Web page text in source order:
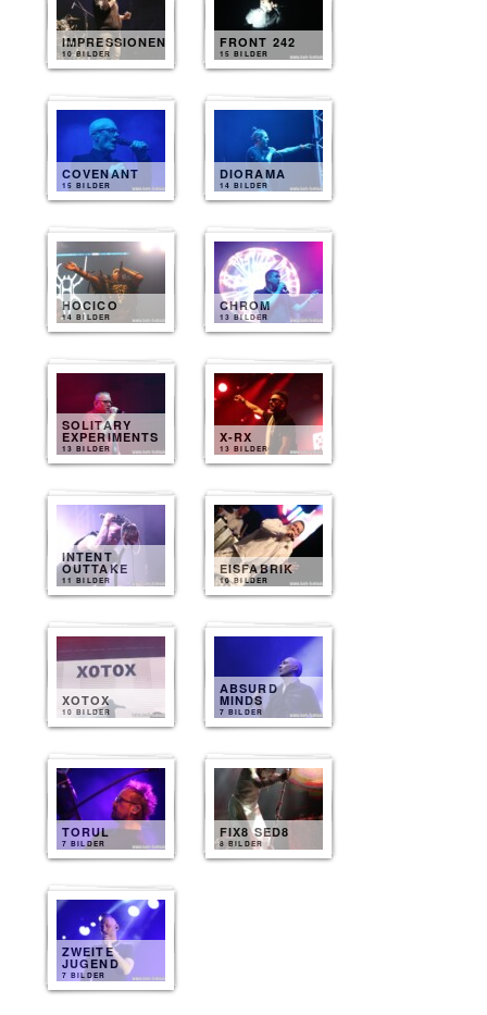
IMPRESSIONEN
10 BILDER
FRONT 242
15 BILDER
COVENANT
15 BILDER
DIORAMA
14 BILDER
HOCICO
14 BILDER
CHROM
13 BILDER
SOLITARY
EXPERIMENTS
13 BILDER
X-RX
13 BILDER
INTENT
OUTTAKE
11 BILDER
EISFABRIK
10 BILDER
XOTOX
10 BILDER
ABSURD
MINDS
7 BILDER
TORUL
7 BILDER
FIX8 SED8
8 BILDER
ZWEITE
JUGEND
7 BILDER